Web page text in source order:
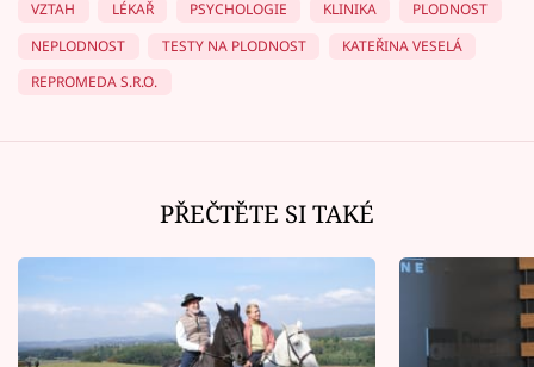
VZTAH LÉKAŘ PSYCHOLOGIE KLINIKA
PLODNOST
NEPLODNOST
TESTY NA PLODNOST
KATEŘINA VESELÁ
REPROMEDA S.R.O.
PŘEČTĚTE SI TAKÉ